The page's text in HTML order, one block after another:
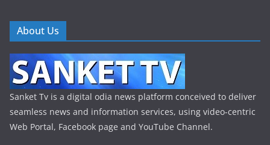
About Us
Sanket Tv is a digital odia news platform conceived to deliver
seamless news and information services, using video-centric
Web Portal, Facebook page and YouTube Channel.